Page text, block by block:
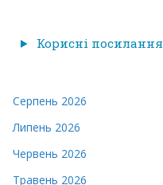
Корисні посилання
Серпень 2026
Липень 2026
Червень 2026
Травень 2026